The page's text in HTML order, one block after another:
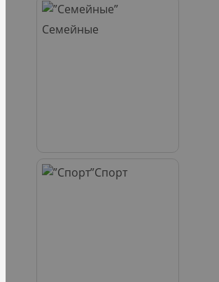
Семейные
Спорт